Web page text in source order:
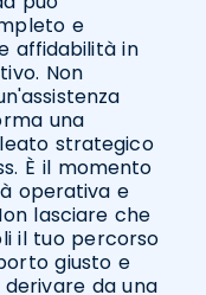
e
affidabilità in
Non
una
strategico
È il momento
operativa e
lasciare che
il tuo percorso
giusto e
da una